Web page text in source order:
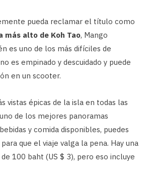
pueda reclamar el título como
más alto de Koh Tao, Mango
es uno de los más difíciles de
es empinado y descuidado y puede
en un scooter.
vistas épicas de la isla en todas las
de los mejores panoramas
y comida disponibles, puedes
que el viaje valga la pena. Hay una
100 baht (US $ 3), pero eso incluye